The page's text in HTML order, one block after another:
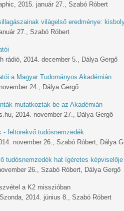
2015. január 27., Szabó Róbert
világelső eredménye:
27., Szabó Róbert
rádió, 2014. december 5., Dálya Gergő
a Magyar Tudományos Akadémián
24., Dálya Gergő
mutatkoztak be az Akadémián
2014. november 27., Dálya Gergő
- feltörekvő tudósnemzedék
november 26., Szabó Róbert, Dálya
tudósnemzedék hat ígéretes
26., Szabó Róbert, Dálya Gergő
a K2 misszióban
2014. június 8., Szabó Róbert